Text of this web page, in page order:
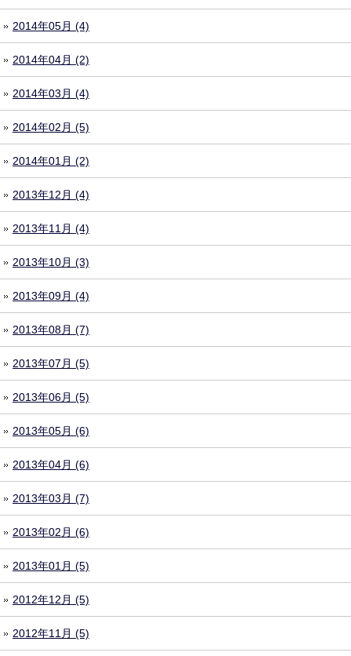
2014年05月 (4)
2014年04月 (2)
2014年03月 (4)
2014年02月 (5)
2014年01月 (2)
2013年12月 (4)
2013年11月 (4)
2013年10月 (3)
2013年09月 (4)
2013年08月 (7)
2013年07月 (5)
2013年06月 (5)
2013年05月 (6)
2013年04月 (6)
2013年03月 (7)
2013年02月 (6)
2013年01月 (5)
2012年12月 (5)
2012年11月 (5)